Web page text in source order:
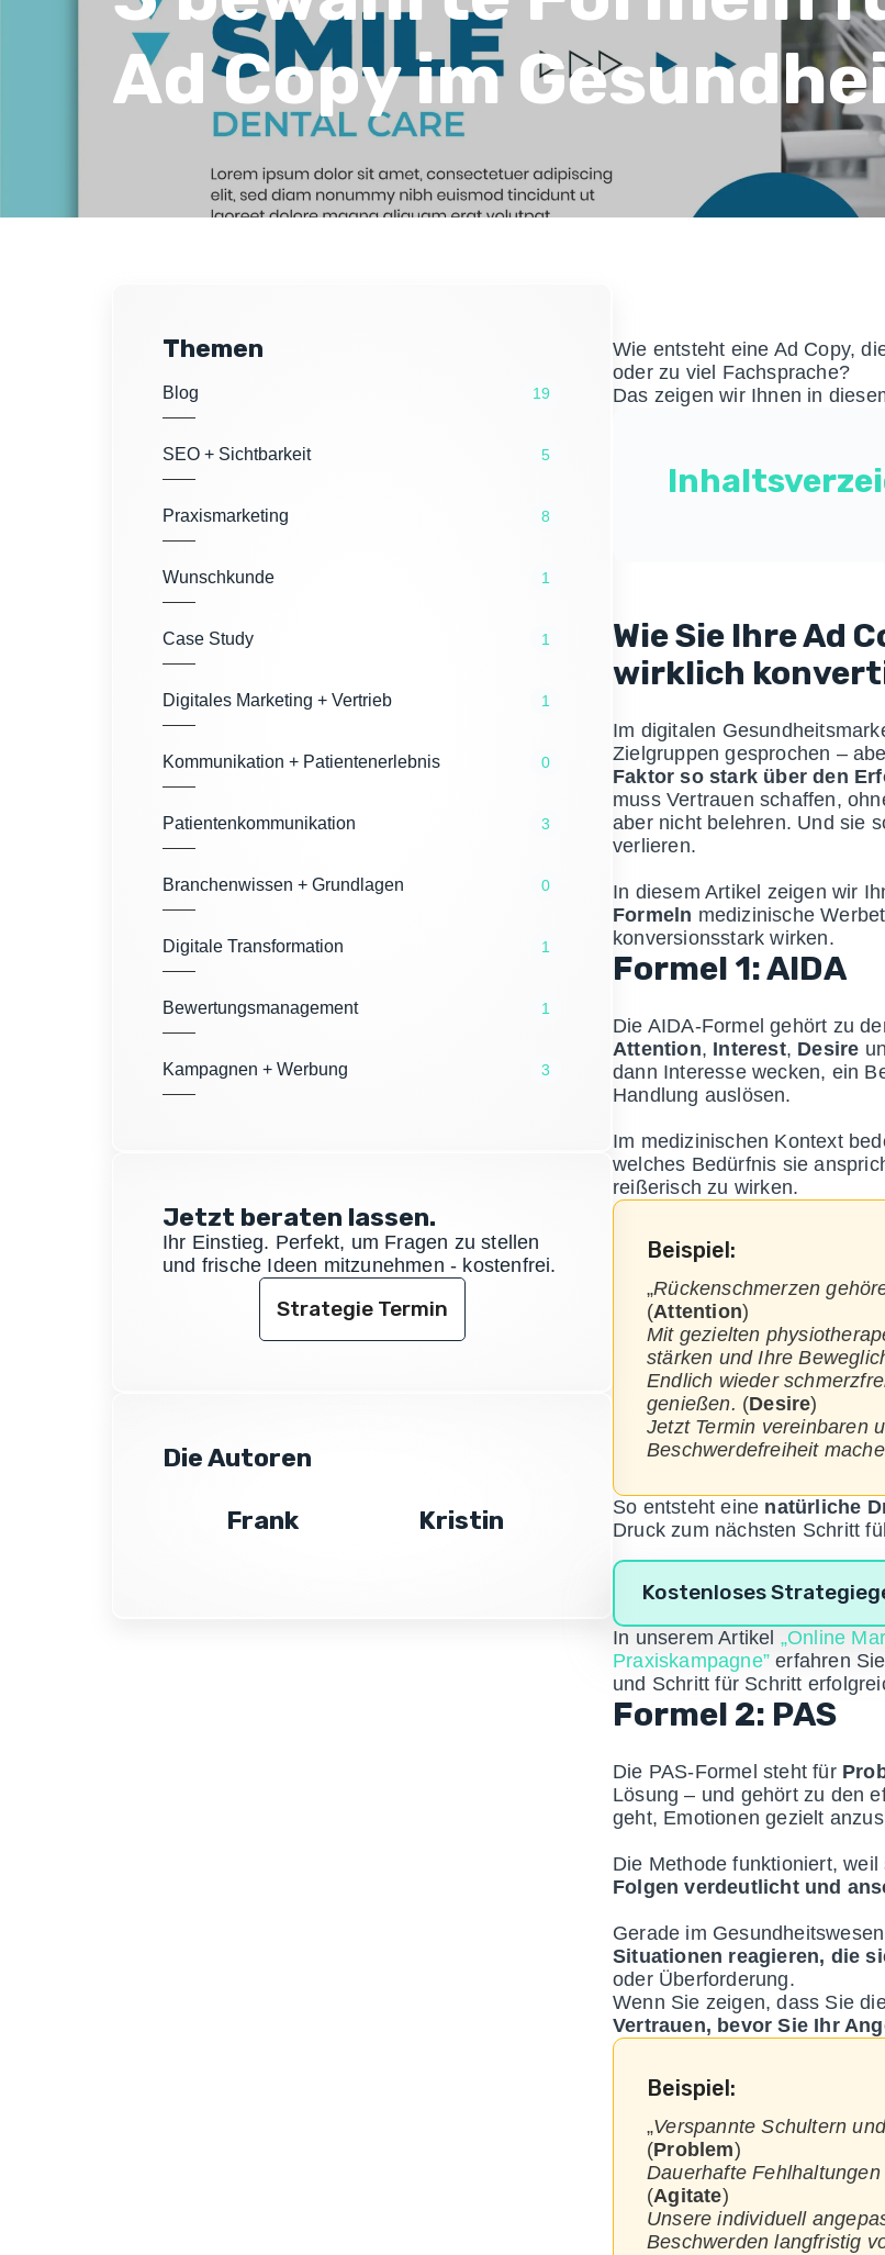
Ad Copy im
Themen
Blog 19
SEO + Sichtbarkeit 5
Praxismarketing 8
Wunschkunde 1
Case Study 1
Digitales Marketing + Vertrieb 1
Kommunikation + Patientenerlebnis 0
Patientenkommunikation 3
Branchenwissen + Grundlagen 0
Digitale Transformation 1
Bewertungsmanagement 1
Kampagnen + Werbung 3
Jetzt beraten lassen.
Ihr Einstieg. Perfekt, um Fragen zu stellen
und frische Ideen mitzunehmen - kostenfrei.
Strategie Termin
Die Autoren
Frank Kristin
Wie entsteht eine Ad Copy,
oder zu viel Fachsprache?
Das zeigen wir Ihnen in
Wie Sie Ihre Ad
wirklich
Im digitalen
Zielgruppen gesprochen –
Faktor so stark über den
muss Vertrauen schaffen,
aber nicht belehren. Und sie
verlieren.
In diesem Artikel zeigen wir
Formeln medizinische
konversionsstark wirken.
Formel 1: AIDA
Die AIDA-Formel gehört zu
Attention, Interest, Desire
dann Interesse wecken, ein
Handlung auslösen.
Im medizinischen Kontext
welches Bedürfnis sie
reißerisch zu wirken.
Beispiel:
„Rückenschmerzen
(Attention)
Mit gezielten
stärken und Ihre
Endlich wieder
genießen. (Desire)
Jetzt Termin vereinbaren
Beschwerdefreiheit
So entsteht eine natürliche
Druck zum nächsten Schritt
Kostenloses
In unserem Artikel „Online
Praxiskampagne” erfahren
und Schritt für Schritt
Formel 2: PAS
Die PAS-Formel steht für
Lösung – und gehört zu den
geht, Emotionen gezielt
Die Methode funktioniert, weil
Folgen verdeutlicht und
Gerade im
Situationen reagieren, die
oder Überforderung.
Wenn Sie zeigen, dass Sie
Vertrauen, bevor Sie Ihr
Beispiel:
„Verspannte Schultern
(Problem)
Dauerhafte
(Agitate)
Unsere individuell
Beschwerden langfristig